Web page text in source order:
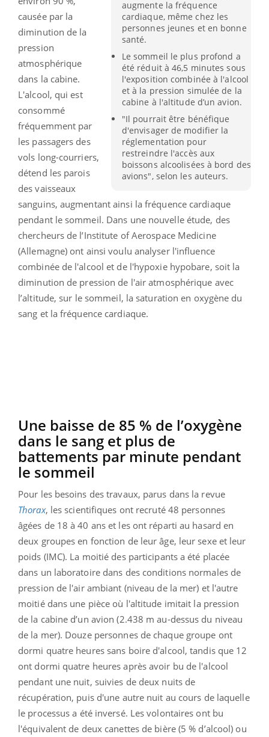
augmente la fréquence
cardiaque, même chez les
personnes jeunes et en bonne
santé.
Le sommeil le plus profond a
été réduit à 46,5 minutes sous
l'exposition combinée à l'alcool
et à la pression simulée de la
cabine à l'altitude d’un avion.
"Il pourrait être bénéfique
d'envisager de modifier la
réglementation pour
restreindre l'accès aux
boissons alcoolisées à bord des
avions", selon les auteurs.
causée par la
diminution de la
pression
atmosphérique
dans la cabine.
L'alcool, qui est
consommé
fréquemment par
les passagers des
vols long-courriers,
détend les parois
des vaisseaux
sanguins, augmentant ainsi la fréquence cardiaque
pendant le sommeil. Dans une nouvelle étude, des
chercheurs de l’Institute of Aerospace Medicine
(Allemagne) ont ainsi voulu analyser l'influence
combinée de l'alcool et de l'hypoxie hypobare, soit la
diminution de pression de l'air atmosphérique avec
l’altitude, sur le sommeil, la saturation en oxygène du
sang et la fréquence cardiaque.
Une baisse de 85 % de l’oxygène
dans le sang et plus de
battements par minute pendant
le sommeil
Pour les besoins des travaux, parus dans la revue
Thorax, les scientifiques ont recruté 48 personnes
âgées de 18 à 40 ans et les ont réparti au hasard en
deux groupes en fonction de leur âge, leur sexe et leur
poids (IMC). La moitié des participants a été placée
dans un laboratoire dans des conditions normales de
pression de l'air ambiant (niveau de la mer) et l'autre
moitié dans une pièce où l'altitude imitait la pression
de la cabine d’un avion (2.438 m au-dessus du niveau
de la mer). Douze personnes de chaque groupe ont
dormi quatre heures sans boire d'alcool, tandis que 12
ont dormi quatre heures après avoir bu de l'alcool
pendant une nuit, suivies de deux nuits de
récupération, puis d'une autre nuit au cours de laquelle
le processus a été inversé. Les volontaires ont bu
l'équivalent de deux canettes de bière (5 % d’alcool) ou